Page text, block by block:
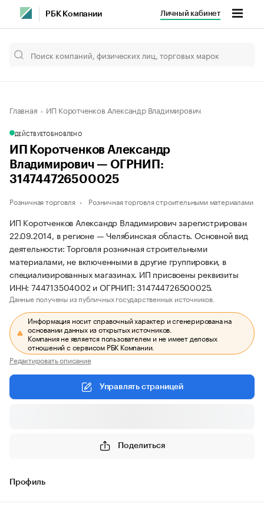
РБК Компании Личный кабинет
Главная ИП Коротченков Александр Владимирович
ДЕЙСТВУЕТОБНОВЛЕНО
ИП Коротченков Александр
Владимирович — ОГРНИП:
314744726500025
Розничная торговля Розничная торговля строительными материалами
ИП Коротченков Александр Владимирович зарегистрирован
22.09.2014, в регионе — Челябинская область. Основной вид
деятельности: Торговля розничная строительными
материалами, не включенными в другие группировки, в
специализированных магазинах. ИП присвоены реквизиты
ИНН: 744713504002 и ОГРНИП: 314744726500025.
Данные получены из публичных государственных источников.
Информация носит справочный характер и сгенерирована на
основании данных из открытых источников.
Компания не является пользователем и не имеет деловых
отношений с сервисом РБК Компании.
Редактировать описание
Управлять страницей
Поделиться
Профиль